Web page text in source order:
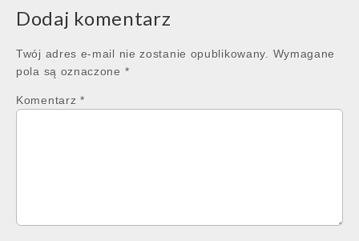
Dodaj komentarz
Twój adres e-mail nie zostanie opublikowany.
Wymagane
pola są oznaczone *
Komentarz *